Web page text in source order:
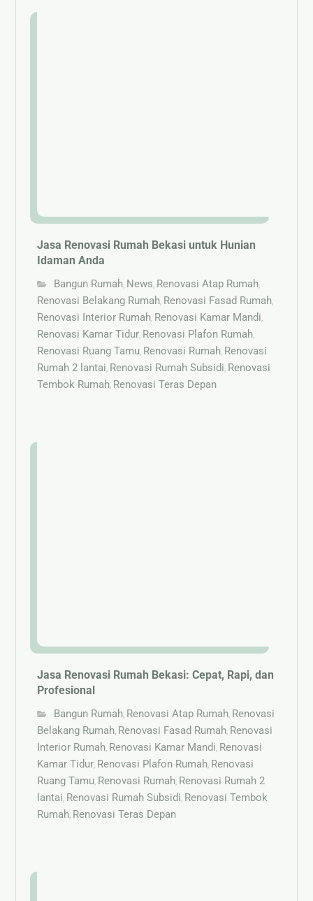
Jasa Renovasi Rumah Bekasi untuk Hunian
Idaman Anda
Bangun Rumah, News, Renovasi Atap Rumah,
Renovasi Belakang Rumah, Renovasi Fasad Rumah,
Renovasi Interior Rumah, Renovasi Kamar Mandi,
Renovasi Kamar Tidur, Renovasi Plafon Rumah,
Renovasi Ruang Tamu, Renovasi Rumah, Renovasi
Rumah 2 lantai, Renovasi Rumah Subsidi, Renovasi
Tembok Rumah, Renovasi Teras Depan
Jasa Renovasi Rumah Bekasi: Cepat, Rapi, dan
Profesional
Bangun Rumah, Renovasi Atap Rumah, Renovasi
Belakang Rumah, Renovasi Fasad Rumah, Renovasi
Interior Rumah, Renovasi Kamar Mandi, Renovasi
Kamar Tidur, Renovasi Plafon Rumah, Renovasi
Ruang Tamu, Renovasi Rumah, Renovasi Rumah 2
lantai, Renovasi Rumah Subsidi, Renovasi Tembok
Rumah, Renovasi Teras Depan